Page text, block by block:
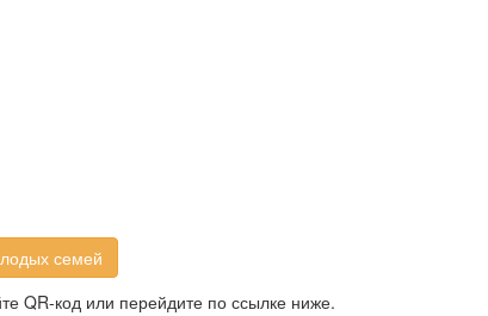
семей
QR-код или перейдите по ссылке ниже.